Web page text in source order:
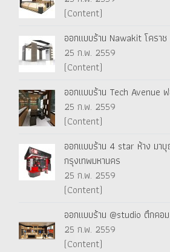
(Content)
ออกแบบร้าน Nawakit โคราช
25 ก.พ. 2559
(Content)
ออกแบบร้าน Tech Avenue
25 ก.พ. 2559
(Content)
ออกแบบร้าน 4 star ห้าง มา
กรุงเทพมหานคร
25 ก.พ. 2559
(Content)
ออกแบบร้าน @studio ตึกคอ
25 ก.พ. 2559
(Content)